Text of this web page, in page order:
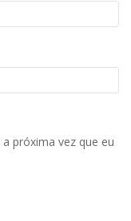
próxima vez que eu